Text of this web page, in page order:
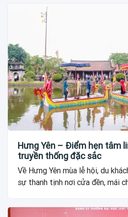
Hưng Yên – Điểm hẹn tâm
truyền thống đặc sắc
Về Hưng Yên mùa lễ hội, du
sự thanh tịnh nơi cửa đền, mái